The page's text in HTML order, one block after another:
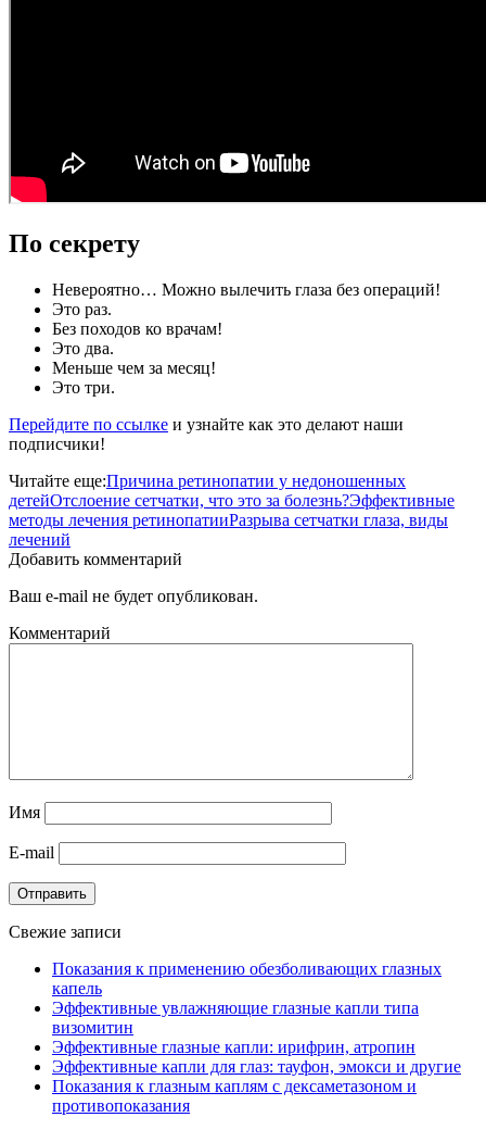
По секрету
Невероятно… Можно вылечить глаза без операций!
Это раз.
Без походов ко врачам!
Это два.
Меньше чем за месяц!
Это три.
Перейдите по ссылке и узнайте как это делают наши
подписчики!
Читайте еще:Причина ретинопатии у недоношенных
детейОтслоение сетчатки, что это за болезнь?Эффективные
методы лечения ретинопатииРазрыва сетчатки глаза, виды
лечений
Добавить комментарий
Ваш e-mail не будет опубликован.
Комментарий
Имя
E-mail
Отправить
Свежие записи
Показания к применению обезболивающих глазных
капель
Эффективные увлажняющие глазные капли типа
визомитин
Эффективные глазные капли: ирифрин, атропин
Эффективные капли для глаз: тауфон, эмокси и другие
Показания к глазным каплям с дексаметазоном и
противопоказания